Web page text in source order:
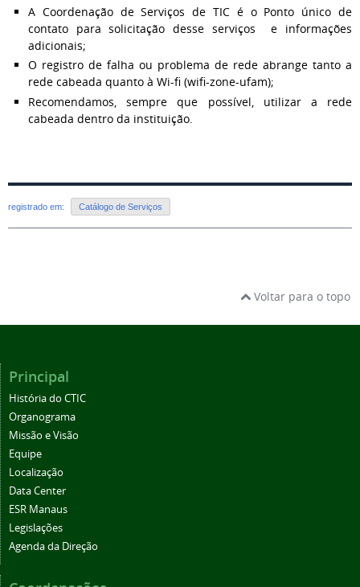
A Coordenação de Serviços de TIC é o Ponto único de
contato para solicitação desse serviços e informações
adicionais;
O registro de falha ou problema de rede abrange tanto a
rede cabeada quanto à Wi-fi (wifi-zone-ufam);
Recomendamos, sempre que possível, utilizar a rede
cabeada dentro da instituição.
registrado em: Catálogo de Serviços
Voltar para o topo
Principal
História do CTIC
Organograma
Missão e Visão
Equipe
Localização
Data Center
ESR Manaus
Legislações
Agenda da Direção